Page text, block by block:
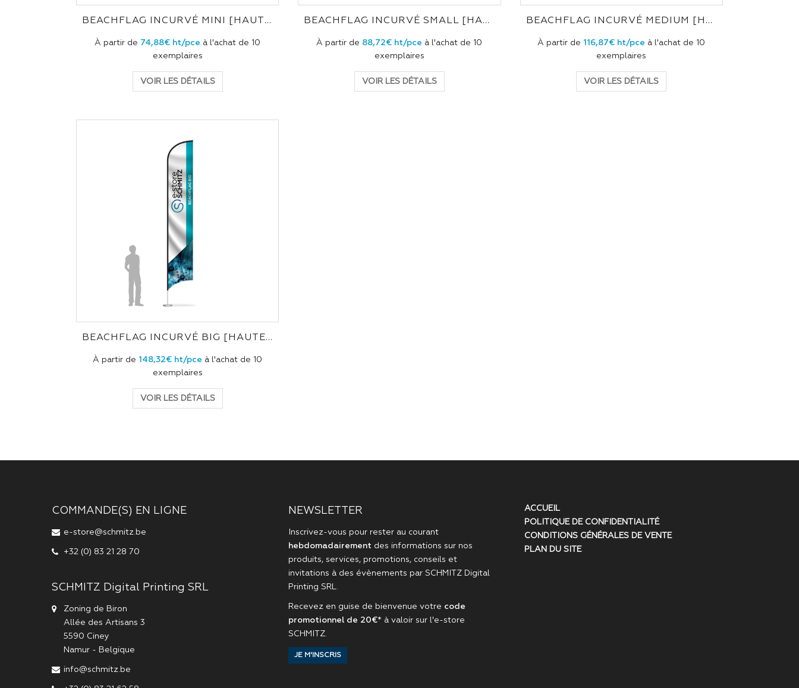
BEACHFLAG INCURVÉ MINI [HAUTEUR 2,3M]
À partir de 74,88€ ht/pce à l'achat de 10
exemplaires
VOIR LES DÉTAILS
BEACHFLAG INCURVÉ SMALL [HAUTEUR 3M]
À partir de 88,72€ ht/pce à l'achat de 10
exemplaires
VOIR LES DÉTAILS
BEACHFLAG INCURVÉ MEDIUM [HAUTEUR 4M]
À partir de 116,87€ ht/pce à l'achat de 10
exemplaires
VOIR LES DÉTAILS
BEACHFLAG INCURVÉ BIG [HAUTEUR 5M]
À partir de 148,32€ ht/pce à l'achat de 10
exemplaires
VOIR LES DÉTAILS
COMMANDE(S) EN LIGNE
e-store@schmitz.be
+32 (0) 83 21 28 70
SCHMITZ Digital Printing SRL
Zoning de Biron
Allée des Artisans 3
5590 Ciney
Namur - Belgique
info@schmitz.be
NEWSLETTER
Inscrivez-vous pour rester au courant
hebdomadairement des informations sur nos
produits, services, promotions, conseils et
invitations à des évènements par SCHMITZ Digital
Printing SRL.
Recevez en guise de bienvenue votre code
promotionnel de 20€* à valoir sur l'e-store
SCHMITZ.
JE M'INSCRIS
ACCUEIL
POLITIQUE DE CONFIDENTIALITÉ
CONDITIONS GÉNÉRALES DE VENTE
PLAN DU SITE